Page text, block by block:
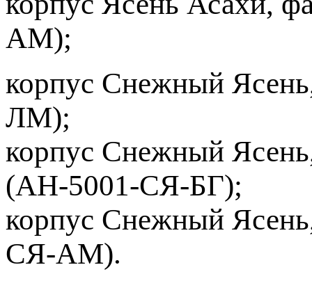
АМ);
корпус Снежный
ЛМ);
корпус Снежный
(АН-5001-СЯ-БГ);
корпус Снежный
СЯ-АМ).